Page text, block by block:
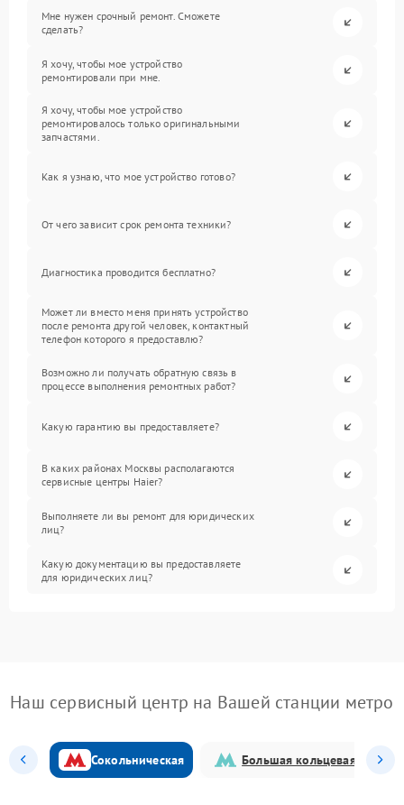
Мне нужен срочный ремонт. Сможете
сделать?
Я хочу, чтобы мое устройство
ремонтировали при мне.
Я хочу, чтобы мое устройство
ремонтировалось только оригинальными
запчастями.
Как я узнаю, что мое устройство готово?
От чего зависит срок ремонта техники?
Диагностика проводится бесплатно?
Может ли вместо меня принять устройство
после ремонта другой человек, контактный
телефон которого я предоставлю?
Возможно ли получать обратную связь в
процессе выполнения ремонтных работ?
Какую гарантию вы предоставляете?
В каких районах Москвы располагаются
сервисные центры Haier?
Выполняете ли вы ремонт для юридических
лиц?
Какую документацию вы предоставляете
для юридических лиц?
Наш сервисный центр на Вашей станции метро
Сокольническая Большая кольцевая